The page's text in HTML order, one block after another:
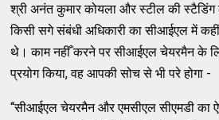
श्री अनंत कुमार कोयला और स्टील की
किसी सगे संबंधी अधिकारी का सीआईएल में
थे। काम नहीँ करने पर सीआईएल चेयरमैन के
प्रयोग किया, वह आपकी सोच से भी परे होगा -
‘‘सीआईएल चेयरमैन और एमसीएल सीएमडी का